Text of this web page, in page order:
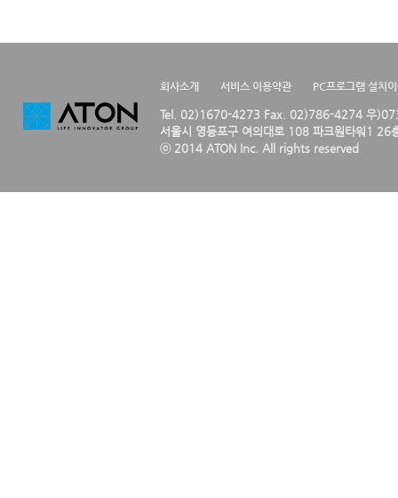
회사소개 서비스 이용약관 PC프로그램 설치
Tel. 02)1670-4273 Fax. 02)786-4274 우
서울시 영등포구 여의대로 108 파크원타워1 26
ⓒ 2014 ATON Inc. All rights reserved